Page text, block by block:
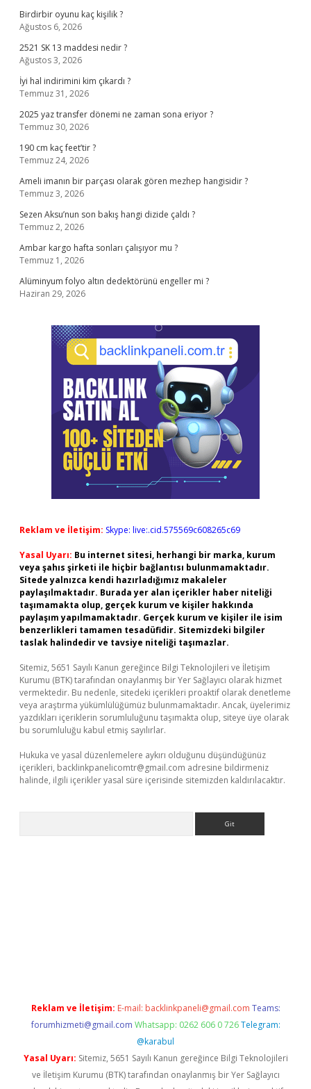
Birdirbir oyunu kaç kişilik ?
Ağustos 6, 2026
2521 SK 13 maddesi nedir ?
Ağustos 3, 2026
İyi hal indirimini kim çıkardı ?
Temmuz 31, 2026
2025 yaz transfer dönemi ne zaman sona eriyor ?
Temmuz 30, 2026
190 cm kaç feet’tir ?
Temmuz 24, 2026
Ameli imanın bir parçası olarak gören mezhep hangisidir ?
Temmuz 3, 2026
Sezen Aksu’nun son bakış hangi dizide çaldı ?
Temmuz 2, 2026
Ambar kargo hafta sonları çalışıyor mu ?
Temmuz 1, 2026
Alüminyum folyo altın dedektörünü engeller mi ?
Haziran 29, 2026
Reklam ve İletişim: Skype: live:.cid.575569c608265c69
Yasal Uyarı: Bu internet sitesi, herhangi bir marka, kurum
veya şahıs şirketi ile hiçbir bağlantısı bulunmamaktadır.
Sitede yalnızca kendi hazırladığımız makaleler
paylaşılmaktadır. Burada yer alan içerikler haber niteliği
taşımamakta olup, gerçek kurum ve kişiler hakkında
paylaşım yapılmamaktadır. Gerçek kurum ve kişiler ile isim
benzerlikleri tamamen tesadüfidir. Sitemizdeki bilgiler
taslak halindedir ve tavsiye niteliği taşımazlar.
Sitemiz, 5651 Sayılı Kanun gereğince Bilgi Teknolojileri ve İletişim
Kurumu (BTK) tarafından onaylanmış bir Yer Sağlayıcı olarak hizmet
vermektedir. Bu nedenle, sitedeki içerikleri proaktif olarak denetleme
veya araştırma yükümlülüğümüz bulunmamaktadır. Ancak, üyelerimiz
yazdıkları içeriklerin sorumluluğunu taşımakta olup, siteye üye olarak
bu sorumluluğu kabul etmiş sayılırlar.
Hukuka ve yasal düzenlemelere aykırı olduğunu düşündüğünüz
içerikleri, backlinkpanelicomtr@gmail.com adresine bildirmeniz
halinde, ilgili içerikler yasal süre içerisinde sitemizden kaldırılacaktır.
Reklam ve İletişim: E-mail: backlinkpaneli@gmail.com Teams:
forumhizmeti@gmail.com Whatsapp: 0262 606 0 726 Telegram:
@karabul
Yasal Uyarı: Sitemiz, 5651 Sayılı Kanun gereğince Bilgi Teknolojileri
ve İletişim Kurumu (BTK) tarafından onaylanmış bir Yer Sağlayıcı